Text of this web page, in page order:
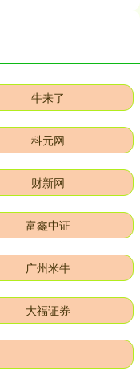
牛来了
科元网
财新网
富鑫中证
广州米牛
大福证券